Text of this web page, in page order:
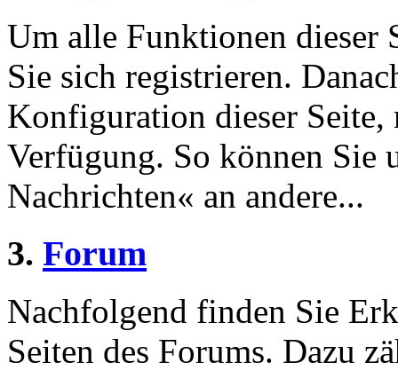
Um alle Funktionen dieser
Sie sich registrieren.
Konfiguration dieser
Verfügung. So können Sie
Nachrichten« an andere...
3. Forum
Nachfolgend finden Sie
Seiten des Forums. Dazu